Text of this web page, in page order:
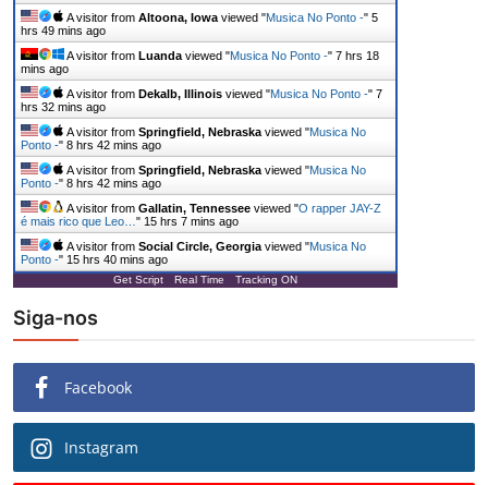
A visitor from Altoona, Iowa viewed "Musica No Ponto -" 5
hrs 50 mins ago
A visitor from Luanda viewed "Musica No Ponto -" 7 hrs 18
mins ago
A visitor from Dekalb, Illinois viewed "Musica No Ponto -" 7
hrs 32 mins ago
A visitor from Springfield, Nebraska viewed "Musica No
Ponto -" 8 hrs 42 mins ago
A visitor from Springfield, Nebraska viewed "Musica No
Ponto -" 8 hrs 42 mins ago
A visitor from Gallatin, Tennessee viewed "O rapper JAY-Z
é mais rico que Leo… " 15 hrs 7 mins ago
A visitor from Social Circle, Georgia viewed "Musica No
Ponto -" 15 hrs 40 mins ago
Get Script Real Time Tracking ON
Siga-nos
Facebook
Instagram